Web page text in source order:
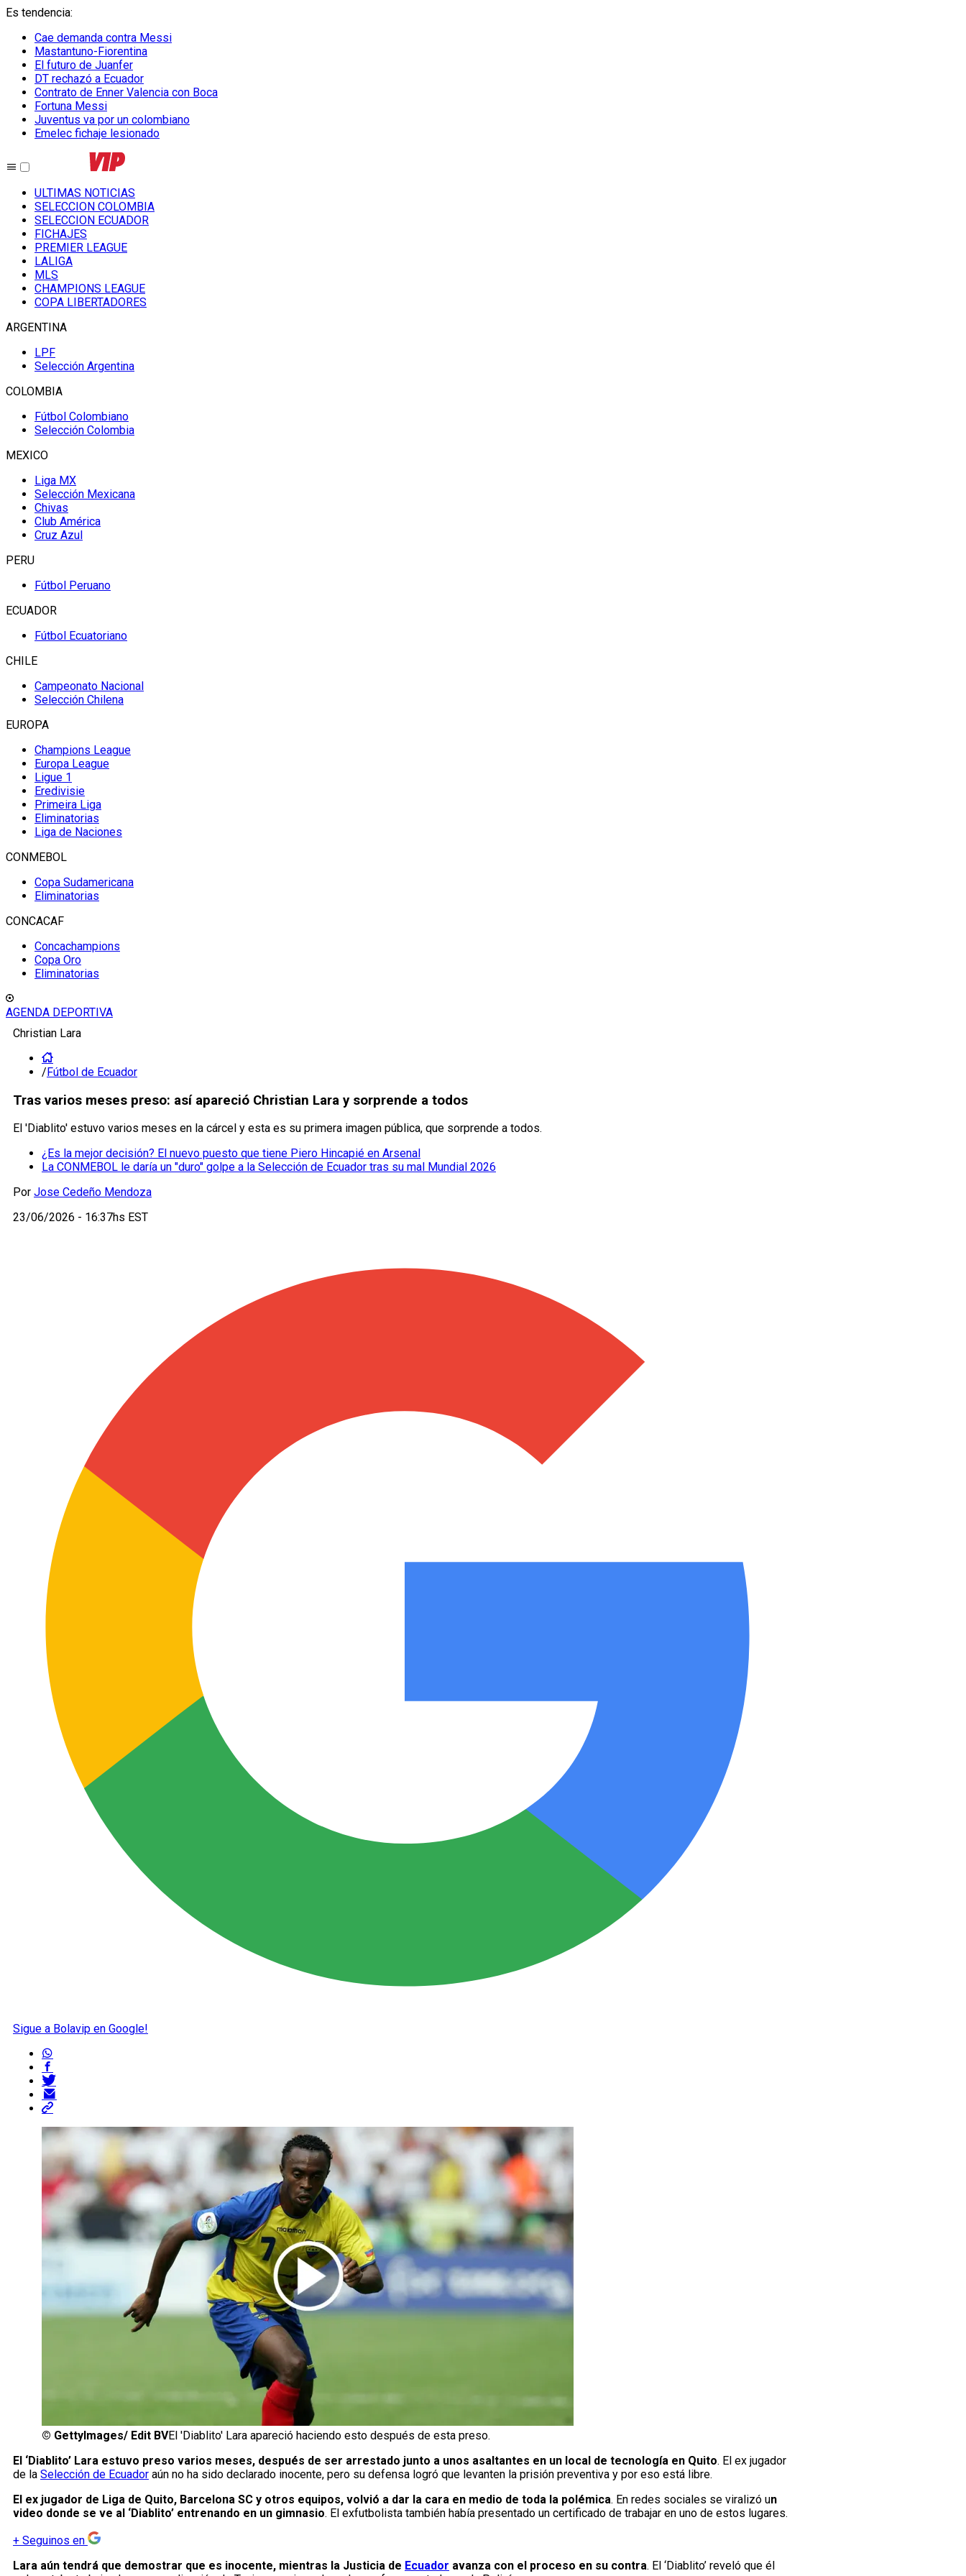
Es tendencia:
Cae demanda contra Messi
Mastantuno-Fiorentina
El futuro de Juanfer
DT rechazó a Ecuador
Contrato de Enner Valencia con Boca
Fortuna Messi
Juventus va por un colombiano
Emelec fichaje lesionado
ULTIMAS NOTICIAS
SELECCION COLOMBIA
SELECCION ECUADOR
FICHAJES
PREMIER LEAGUE
LALIGA
MLS
CHAMPIONS LEAGUE
COPA LIBERTADORES
ARGENTINA
LPF
Selección Argentina
COLOMBIA
Fútbol Colombiano
Selección Colombia
MEXICO
Liga MX
Selección Mexicana
Chivas
Club América
Cruz Azul
PERU
Fútbol Peruano
ECUADOR
Fútbol Ecuatoriano
CHILE
Campeonato Nacional
Selección Chilena
EUROPA
Champions League
Europa League
Ligue 1
Eredivisie
Primeira Liga
Eliminatorias
Liga de Naciones
CONMEBOL
Copa Sudamericana
Eliminatorias
CONCACAF
Concachampions
Copa Oro
Eliminatorias
AGENDA DEPORTIVA
Christian Lara
/Fútbol de Ecuador
Tras varios meses preso: así apareció Christian Lara y sorprende a todos
El 'Diablito' estuvo varios meses en la cárcel y esta es su primera imagen pública, que sorprende a todos.
¿Es la mejor decisión? El nuevo puesto que tiene Piero Hincapié en Arsenal
La CONMEBOL le daría un "duro" golpe a la Selección de Ecuador tras su mal Mundial 2026
Por Jose Cedeño Mendoza
23/06/2026 - 16:37hs EST
Sigue a Bolavip en Google!
© GettyImages/ Edit BVEl 'Diablito' Lara apareció haciendo esto después de esta preso.
El ‘Diablito’ Lara estuvo preso varios meses, después de ser arrestado junto a unos asaltantes en un local de tecnología en Quito. El ex jugador
de la Selección de Ecuador aún no ha sido declarado inocente, pero su defensa logró que levanten la prisión preventiva y por eso está libre.
El ex jugador de Liga de Quito, Barcelona SC y otros equipos, volvió a dar la cara en medio de toda la polémica. En redes sociales se viralizó un
video donde se ve al ‘Diablito’ entrenando en un gimnasio. El exfutbolista también había presentado un certificado de trabajar en uno de estos lugares.
+ Seguinos en
Lara aún tendrá que demostrar que es inocente, mientras la Justicia de Ecuador avanza con el proceso en su contra. El ‘Diablito’ reveló que él